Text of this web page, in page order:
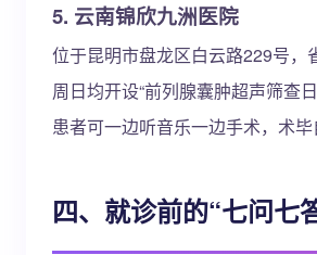
5. 云南锦欣九洲医院
位于昆明市盘龙区白云路229号，
周日均开设“前列腺囊肿超声筛查
患者可一边听音乐一边手术，术
四、就诊前的“七问七